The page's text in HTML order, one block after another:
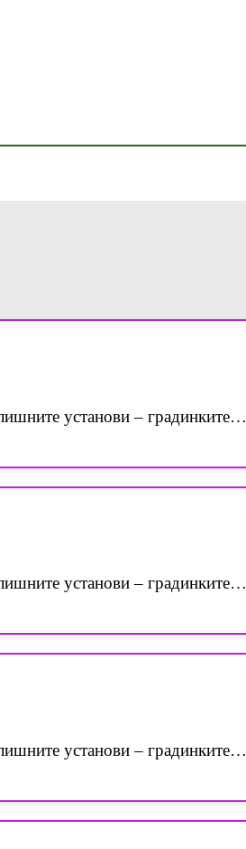
установи – градинките…
установи – градинките…
установи – градинките…